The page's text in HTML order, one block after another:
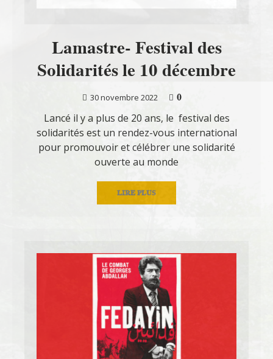
Lamastre- Festival des
Solidarités le 10 décembre
30 novembre 2022
0
Lancé il y a plus de 20 ans, le festival des
solidarités est un rendez-vous international
pour promouvoir et célébrer une solidarité
ouverte au monde
LIRE PLUS